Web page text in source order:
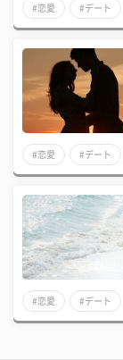
#恋愛 #デート
#恋愛 #デート
#恋愛 #デート